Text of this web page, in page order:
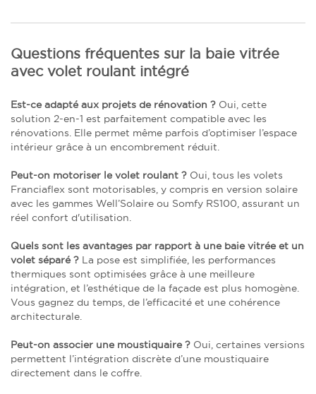
Questions fréquentes sur la baie vitrée
avec volet roulant intégré
Est-ce adapté aux projets de rénovation ? Oui, cette
solution 2-en-1 est parfaitement compatible avec les
rénovations. Elle permet même parfois d’optimiser l’espace
intérieur grâce à un encombrement réduit.
Peut-on motoriser le volet roulant ? Oui, tous les volets
Franciaflex sont motorisables, y compris en version solaire
avec les gammes Well’Solaire ou Somfy RS100, assurant un
réel confort d'utilisation.
Quels sont les avantages par rapport à une baie vitrée et un
volet séparé ? La pose est simplifiée, les performances
thermiques sont optimisées grâce à une meilleure
intégration, et l’esthétique de la façade est plus homogène.
Vous gagnez du temps, de l’efficacité et une cohérence
architecturale.
Peut-on associer une moustiquaire ? Oui, certaines versions
permettent l’intégration discrète d’une moustiquaire
directement dans le coffre.